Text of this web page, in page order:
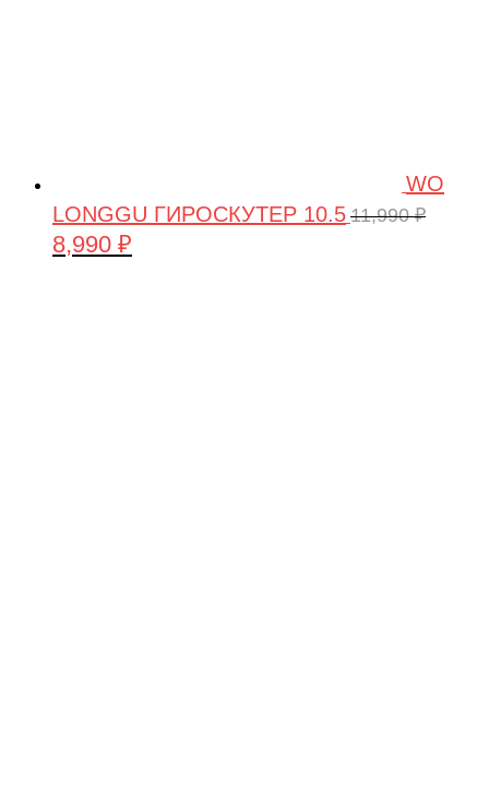
WO
LONGGU ГИРОСКУТЕР 10.5 11,990₽
Первоначальная
8,990 ₽